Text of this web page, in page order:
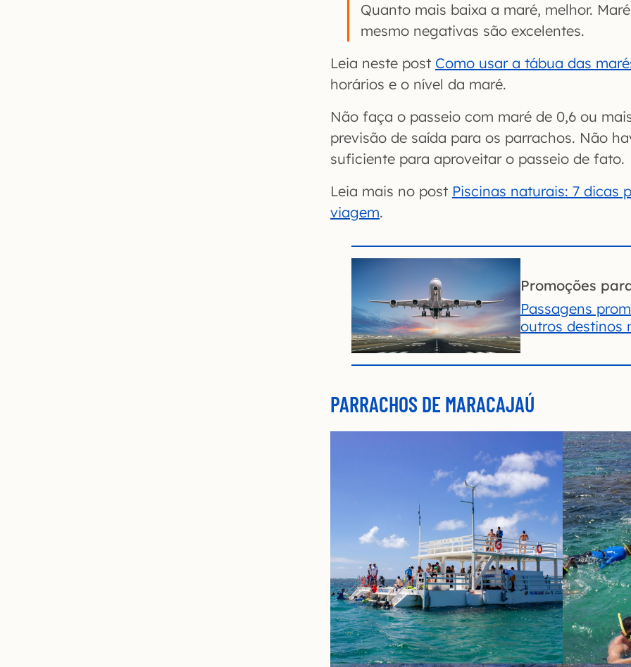
Quanto mais baixa a maré, melhor.
mesmo negativas são excelentes.
Leia neste post Como usar a tábua das
horários e o nível da maré.
Não faça o passeio com maré de 0,6 ou
previsão de saída para os parrachos. Não
suficiente para aproveitar o passeio de fato.
Leia mais no post Piscinas naturais: 7 dicas
viagem.
Promoções
Passagens
outros destinos
PARRACHOS DE MARACAJAÚ